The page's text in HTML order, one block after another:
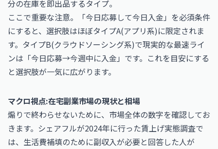
分の在庫を即出品するタイプ。
ここで重要な注意。「今日応募して今日入金」を必須条件
にすると、選択肢はほぼタイプA(アプリ系)に限定されま
す。タイプB(クラウドソーシング系)で現実的な最速ライ
ンは「今日応募→今週中に入金」です。これを目安にする
と選択肢が一気に広がります。
マクロ視点:在宅副業市場の現状と相場
煽りで終わらせないために、市場全体の数字を確認してお
きます。シェアフルが2024年に行った賃上げ実態調査で
は、生活費補填のために副収入が必要と回答した人が